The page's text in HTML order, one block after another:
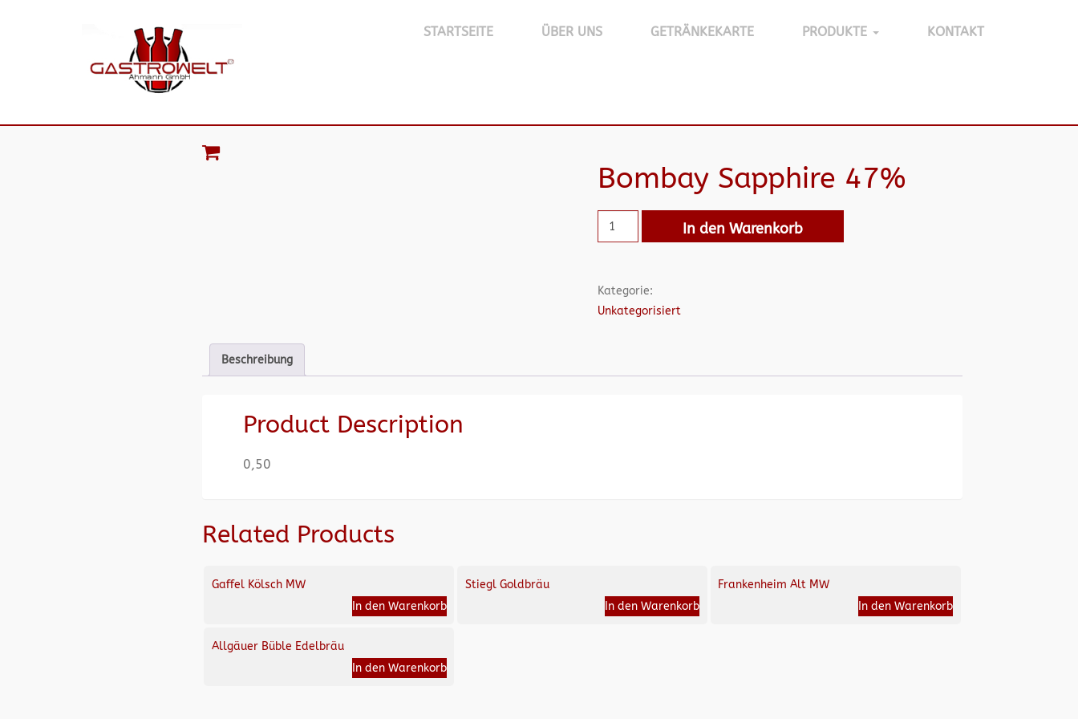
STARTSEITE ÜBER UNS GETRÄNKEKARTE PRODUKTE KONTAKT
Bombay Sapphire 47%
In den Warenkorb
Kategorie:
Unkategorisiert
Beschreibung
Product Description
0,50
Related Products
Gaffel Kölsch MW
In den Warenkorb
Stiegl Goldbräu
In den Warenkorb
Frankenheim Alt MW
In den Warenkorb
Allgäuer Büble Edelbräu
In den Warenkorb